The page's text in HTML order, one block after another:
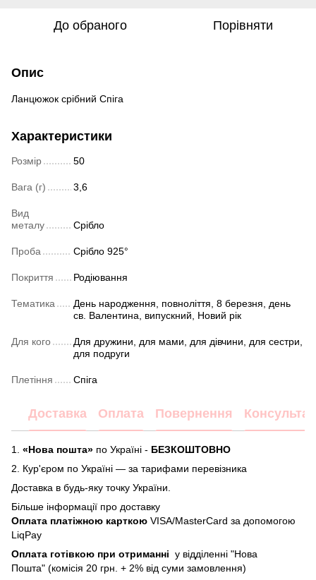
До обраного Порівняти
Опис
Ланцюжок срібний Спіга
Характеристики
Розмір 50
Вага (г) 3,6
Вид
металу
Срібло
Проба Срібло 925°
Покриття Родіювання
Тематика
День народження, повноліття, 8 березня, день
св. Валентина, випускний, Новий рік
Для кого
Для дружини, для мами, для дівчини, для сестри,
для подруги
Плетіння Спіга
Доставка Оплата Повернення
1. «Нова пошта» по Україні - БЕЗКОШТОВНО
2.
Кур'єром по Україні — за тарифами перевізника
Доставка в будь-яку точку України.
Більше інформації про доставку
Оплата платіжною карткою VISA/MasterCard за допомогою
LiqPay
Оплата готівкою при отриманні у відділенні "Нова
Пошта" (комісія 20 грн. + 2% від суми замовлення)